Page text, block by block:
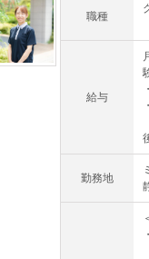
職種
給与
勤務地